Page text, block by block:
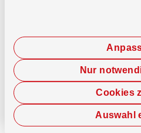
Cookies
Auswahl
Nur
Jetzt chatten